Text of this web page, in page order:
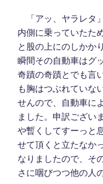
「アッ、ヤラレタ
内側に乗っていたた
と股の上にのしかか
瞬間その自動車はグ
奇蹟の奇蹟とでも言
も胸はつぶれていな
せんので、自動車に
ました。申訳ござい
や暫くしてすーっと
せて頂くと立たなか
なりましたので、そ
さに咽びつつ他の人